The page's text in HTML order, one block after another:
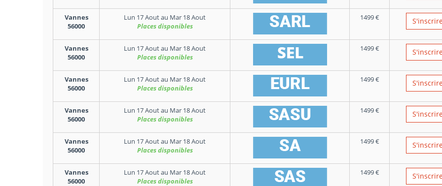
Vannes
56000
Lun 17 Aoutau Mar 18 Aout
Places disponibles
1499€
Vannes
56000
Lun 17 Aoutau Mar 18 Aout
Places disponibles
1499€
Vannes
56000
Lun 17 Aoutau Mar 18 Aout
Places disponibles
1499€
Vannes
56000
Lun 17 Aoutau Mar 18 Aout
Places disponibles
1499€
Vannes
56000
Lun 17 Aoutau Mar 18 Aout
Places disponibles
1499€
Vannes
56000
Lun 17 Aoutau Mar 18 Aout
Places disponibles
1499€